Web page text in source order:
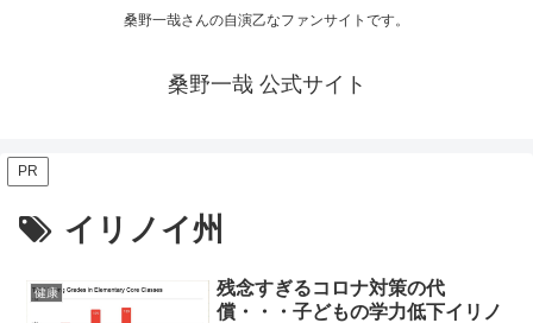
桑野一哉さんの自演乙なファンサイトです。
桑野一哉 公式サイト
PR
イリノイ州
健康
残念すぎるコロナ対策の代
償・・・子どもの学力低下イリノ